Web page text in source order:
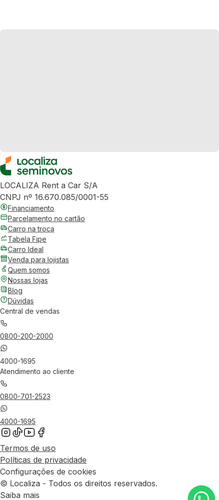
LOCALIZA Rent a Car S/A
CNPJ nº 16.670.085/0001-55
Financiamento
Parcelamento no cartão
Carro na troca
Tabela Fipe
Carro Ideal
Venda para lojistas
Quem somos
Nossas lojas
Blog
Dúvidas
Central de vendas
0800-200-2000
4000-1695
Atendimento ao cliente
0800-701-2523
4000-1695
Termos de uso
Políticas de privacidade
Configurações de cookies
© Localiza - Todos os direitos reservados.
Saiba mais